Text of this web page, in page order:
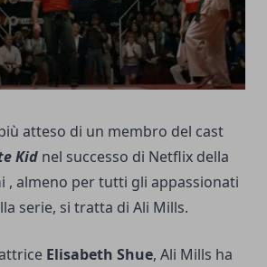
atteso di un membro del cast
Kid nel successo di Netflix della
i , almeno per tutti gli appassionati
serie, si tratta di Ali Mills.
Elisabeth Shue, Ali Mills ha